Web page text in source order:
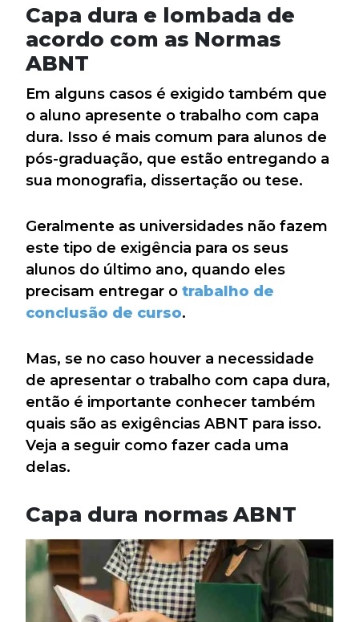
Capa dura e lombada de
acordo com as Normas
ABNT
Em alguns casos é exigido também que
o aluno apresente o trabalho com capa
dura. Isso é mais comum para alunos de
pós-graduação, que estão entregando a
sua monografia, dissertação ou tese.
Geralmente as universidades não fazem
este tipo de exigência para os seus
alunos do último ano, quando eles
precisam entregar o trabalho de
conclusão de curso.
Mas, se no caso houver a necessidade
de apresentar o trabalho com capa dura,
então é importante conhecer também
quais são as exigências ABNT para isso.
Veja a seguir como fazer cada uma
delas.
Capa dura normas ABNT